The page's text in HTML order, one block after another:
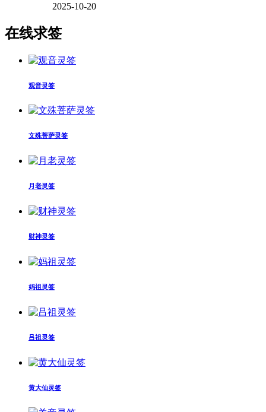
2025-10-20
在线求签
观音灵签
文殊菩萨灵签
月老灵签
财神灵签
妈祖灵签
吕祖灵签
黄大仙灵签